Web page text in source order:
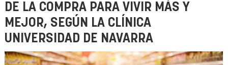
DE LA COMPRA PARA VIVIR MÁS Y
MEJOR, SEGÚN LA CLÍNICA
UNIVERSIDAD DE NAVARRA